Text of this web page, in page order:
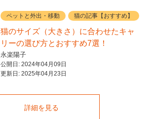
ペットと外出・移動 猫の記事【おすすめ】
猫のサイズ（大きさ）に合わせたキャ
リーの選び方とおすすめ7選！
永楽陽子
公開日: 2024年04月09日
更新日: 2025年04月23日
詳細を見る